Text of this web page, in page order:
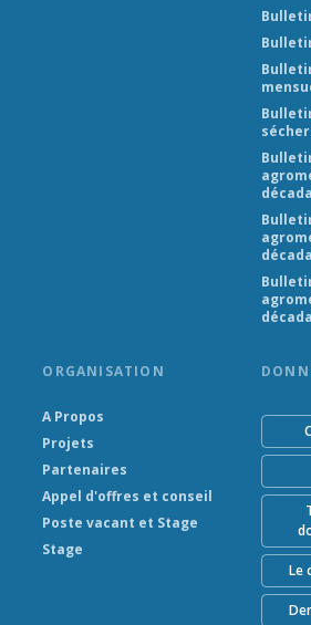
ORGANISATION
A Propos
Projets
Partenaires
Appel d'offres et conseil
Poste vacant et Stage
Stage
Le